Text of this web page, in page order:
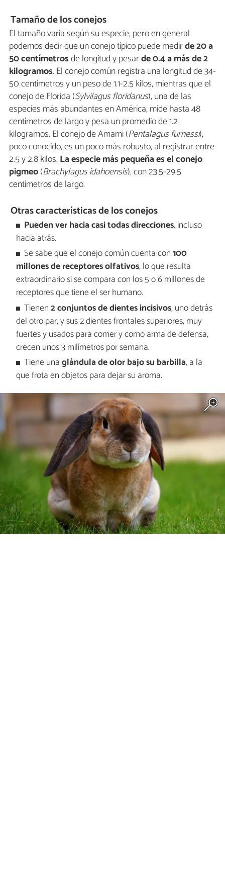
Tamaño de los conejos
El tamaño varía según su especie, pero en general
podemos decir que un conejo típico puede medirde 20 a
50 centímetrosde longitud y pesarde 0.4 a más de 2
kilogramos. El conejo común registra una longitud de 34-
50 centímetros y un peso de 1.1-2.5 kilos, mientras que el
conejo de Florida (Sylvilagus floridanus), una de las
especies más abundantes en América, mide hasta 48
centímetros de largo y pesa un promedio de 1.2
kilogramos. El conejo de Amami (Pentalagus furnessi),
poco conocido, es un poco más robusto, al registrar entre
2.5 y 2.8 kilos. La especie más pequeña es el conejo
pigmeo(Brachylagus idahoensis), con 23.5-29.5
centímetros de largo.
Otras características de los conejos
Pueden ver hacia casi todas direcciones, incluso
hacia atrás.
Se sabe que el conejo común cuenta con100
millones de receptores olfativos, lo que resulta
extraordinario si se compara con los 5 o 6 millones de
receptores que tiene el ser humano.
Tienen2 conjuntos de dientes incisivos, uno detrás
del otro par, y sus 2 dientes frontales superiores, muy
fuertes y usados para comer y como arma de defensa,
crecen unos 3 milímetros por semana.
Tiene unaglándula de olor bajo su barbilla, a la
que frota en objetos para dejar su aroma.